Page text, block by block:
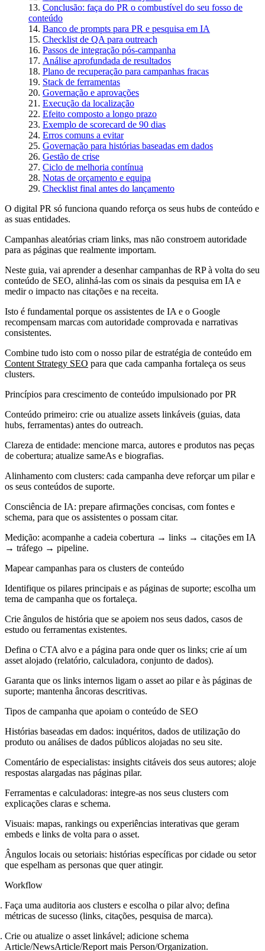
Conclusão: faça do PR o combustível do seu fosso de
conteúdo
Banco de prompts para PR e pesquisa em IA
Checklist de QA para outreach
Passos de integração pós-campanha
Análise aprofundada de resultados
Plano de recuperação para campanhas fracas
Stack de ferramentas
Governação e aprovações
Execução da localização
Efeito composto a longo prazo
Exemplo de scorecard de 90 dias
Erros comuns a evitar
Governação para histórias baseadas em dados
Gestão de crise
Ciclo de melhoria contínua
Notas de orçamento e equipa
Checklist final antes do lançamento
O digital PR só funciona quando reforça os seus hubs de conteúdo e
as suas entidades.
Campanhas aleatórias criam links, mas não constroem autoridade
para as páginas que realmente importam.
Neste guia, vai aprender a desenhar campanhas de RP à volta do seu
conteúdo de SEO, alinhá-las com os sinais da pesquisa em IA e
medir o impacto nas citações e na receita.
Isto é fundamental porque os assistentes de IA e o Google
recompensam marcas com autoridade comprovada e narrativas
consistentes.
Combine tudo isto com o nosso pilar de estratégia de conteúdo em
Content Strategy SEO para que cada campanha fortaleça os seus
clusters.
Princípios para crescimento de conteúdo impulsionado por PR
Conteúdo primeiro: crie ou atualize assets linkáveis (guias, data
hubs, ferramentas) antes do outreach.
Clareza de entidade: mencione marca, autores e produtos nas peças
de cobertura; atualize sameAs e biografias.
Alinhamento com clusters: cada campanha deve reforçar um pilar e
os seus conteúdos de suporte.
Consciência de IA: prepare afirmações concisas, com fontes e
schema, para que os assistentes o possam citar.
Medição: acompanhe a cadeia cobertura → links → citações em IA
→ tráfego → pipeline.
Mapear campanhas para os clusters de conteúdo
Identifique os pilares principais e as páginas de suporte; escolha um
tema de campanha que os fortaleça.
Crie ângulos de história que se apoiem nos seus dados, casos de
estudo ou ferramentas existentes.
Defina o CTA alvo e a página para onde quer os links; crie aí um
asset alojado (relatório, calculadora, conjunto de dados).
Garanta que os links internos ligam o asset ao pilar e às páginas de
suporte; mantenha âncoras descritivas.
Tipos de campanha que apoiam o conteúdo de SEO
Histórias baseadas em dados: inquéritos, dados de utilização do
produto ou análises de dados públicos alojadas no seu site.
Comentário de especialistas: insights citáveis dos seus autores; aloje
respostas alargadas nas páginas pilar.
Ferramentas e calculadoras: integre-as nos seus clusters com
explicações claras e schema.
Visuais: mapas, rankings ou experiências interativas que geram
embeds e links de volta para o asset.
Ângulos locais ou setoriais: histórias específicas por cidade ou setor
que espelham as personas que quer atingir.
Workflow
Faça uma auditoria aos clusters e escolha o pilar alvo; defina
métricas de sucesso (links, citações, pesquisa de marca).
Crie ou atualize o asset linkável; adicione schema
Article/NewsArticle/Report mais Person/Organization.